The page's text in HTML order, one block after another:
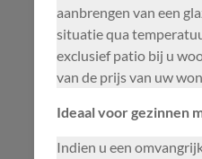
aanbrengen van een
situatie qua
exclusief patio bij u
van de prijs van uw
Ideaal voor gezinnen
Indien u een